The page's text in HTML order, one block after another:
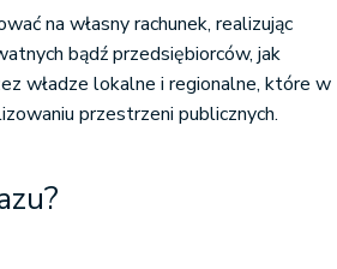
na własny rachunek, realizując
bądź przedsiębiorców, jak
władze lokalne i regionalne, które w
przestrzeni publicznych.